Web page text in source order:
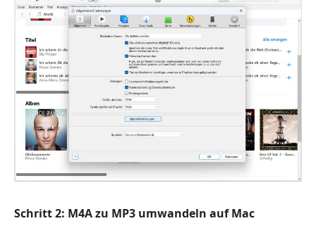
Schritt 2: M4A zu MP3 umwandeln auf Mac